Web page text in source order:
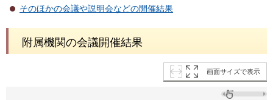
そのほかの会議や説明会などの開催結果
附属機関の会議開催結果
画面サイズで表示